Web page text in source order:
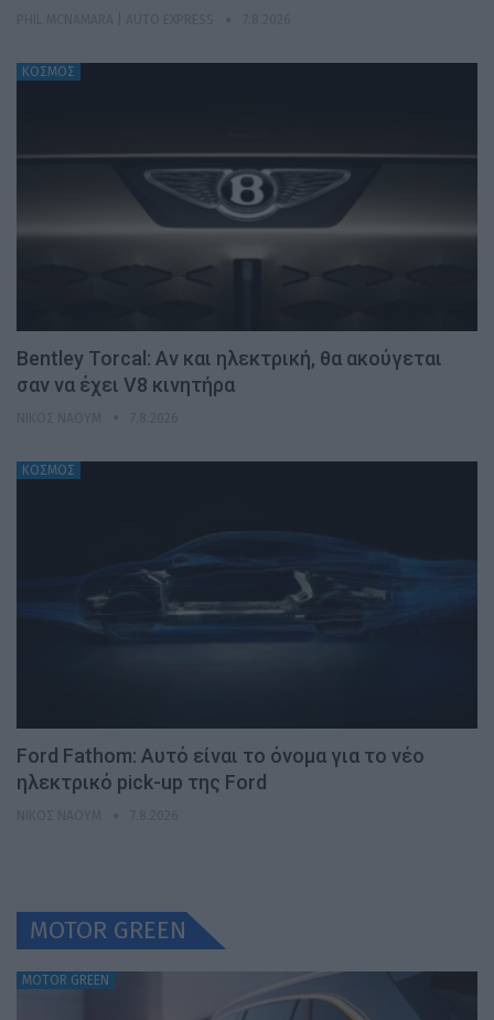
ΚΟΣΜΟΣ
Bentley Torcal: Αν και ηλεκτρική, θα ακούγεται
σαν να έχει V8 κινητήρα
ΚΟΣΜΟΣ
Ford Fathom: Αυτό είναι το όνομα για το νέο
ηλεκτρικό pick-up της Ford
MOTOR GREEN
MOTOR GREEN